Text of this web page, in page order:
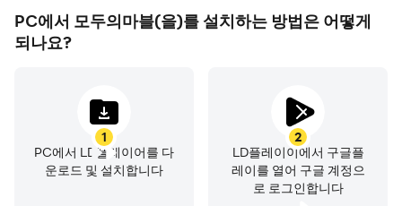
▶ 선택적 접근권한
- 알림(Android 13 이상)
▶ 접근권한 철회방법
- Android 6.0 이상
: 설정 > 어플리케이션 관리자 > 앱 선택 > 권한 > 접근권한
PC에서 모두의마블(을)를 설치하는 방법은 어떻게
되나요?
1
PC에서 LD플레이어를 다
운로드 및 설치합니다
2
LD플레이이에서 구글플
레이를 열어 구글 계정으
로 로그인합니다